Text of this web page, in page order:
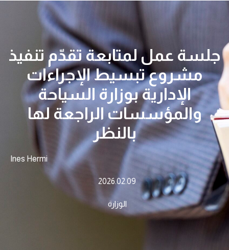
جلسة عمل لمتابعة تقدّم تنفيذ
مشروع تبسيط الإجراءات
الإدارية بوزارة السياحة
والمؤسسات الراجعة لها
بالنظر
Ines Hermi
2026.02.09
الوزارة